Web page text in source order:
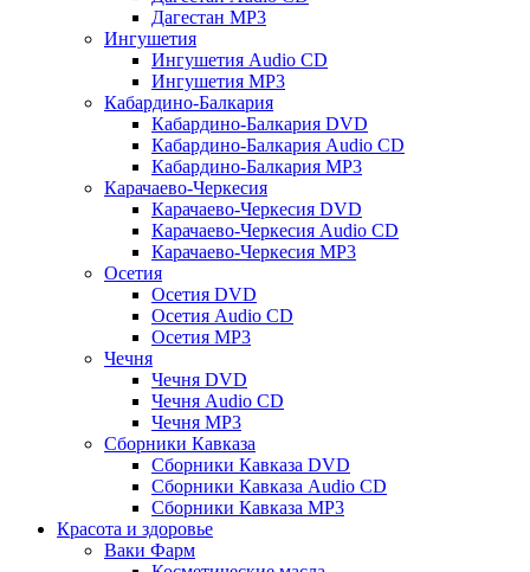
Дагестан MP3
Ингушетия
Ингушетия Audio CD
Ингушетия MP3
Кабардино-Балкария
Кабардино-Балкария DVD
Кабардино-Балкария Audio CD
Кабардино-Балкария MP3
Карачаево-Черкесия
Карачаево-Черкесия DVD
Карачаево-Черкесия Audio CD
Карачаево-Черкесия MP3
Осетия
Осетия DVD
Осетия Audio CD
Осетия MP3
Чечня
Чечня DVD
Чечня Audio CD
Чечня MP3
Сборники Кавказа
Сборники Кавказа DVD
Сборники Кавказа Audio CD
Сборники Кавказа MP3
Красота и здоровье
Ваки Фарм